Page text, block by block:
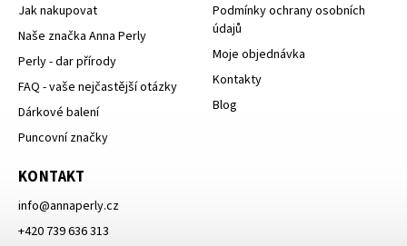
Jak nakupovat
Naše značka Anna Perly
Perly - dar přírody
FAQ - vaše nejčastější otázky
Dárkové balení
Puncovní značky
Podmínky ochrany osobních
údajů
Moje objednávka
Kontakty
Blog
KONTAKT
info@annaperly.cz
+420 739 636 313